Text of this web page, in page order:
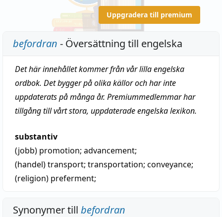
Uppgradera till premium
befordran - Översättning till engelska
Det här innehållet kommer från vår lilla engelska
ordbok. Det bygger på olika källor och har inte
uppdaterats på många år. Premiummedlemmar har
tillgång till vårt stora, uppdaterade engelska lexikon.
substantiv
(jobb) promotion; advancement;
(handel)transport; transportation; conveyance;
(religion) preferment;
Synonymer till befordran